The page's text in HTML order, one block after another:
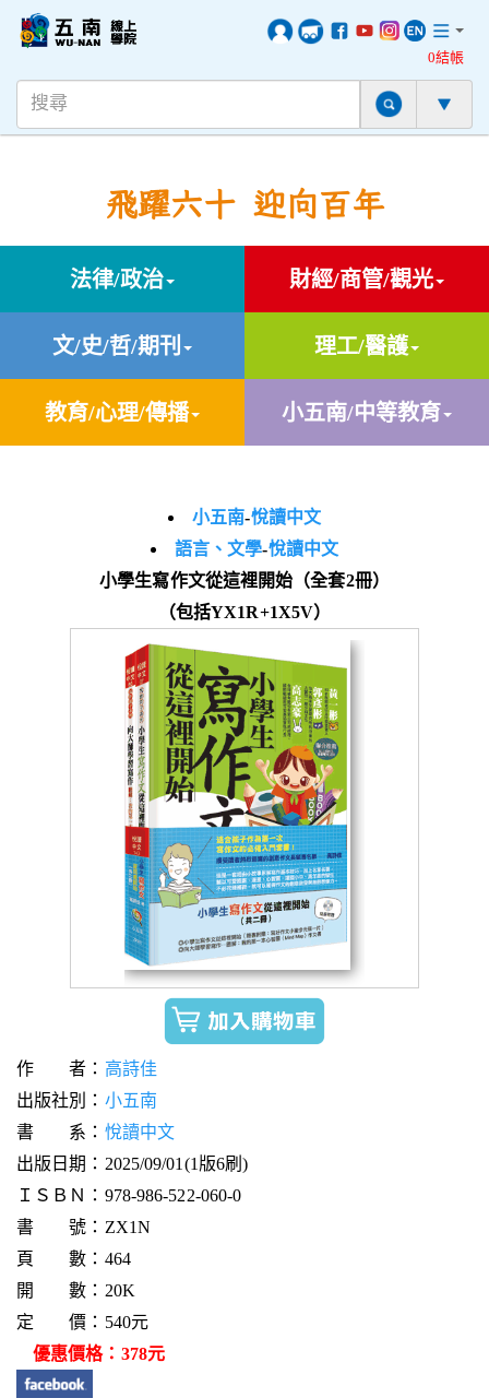
0結帳
飛躍六十 迎向百年
法律/政治 財經/商管/觀光
文/史/哲/期刊 理工/醫護
教育/心理/傳播 小五南/中等教育
小五南-悅讀中文
語言、文學-悅讀中文
小學生寫作文從這裡開始（全套2冊）
（包括YX1R+1X5V）
作 者： 高詩佳
出版社別： 小五南
書 系： 悅讀中文
出版日期：2025/09/01(1版6刷)
ＩＳＢＮ：978-986-522-060-0
書 號：ZX1N
頁 數：464
開 數：20K
定 價：540元
優惠價格：378元